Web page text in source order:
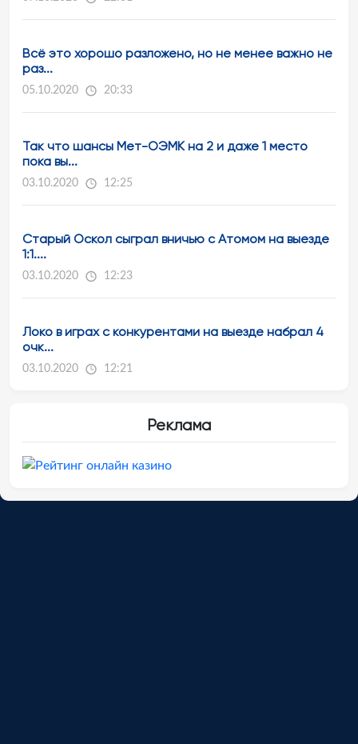
Всё это хорошо разложено, но не менее важно не
раз...
05.10.2020 20:33
Так что шансы Мет-ОЭМК на 2 и даже 1 место
пока вы...
03.10.2020 12:25
Старый Оскол сыграл вничью с Атомом на выезде
1:1....
03.10.2020 12:23
Локо в играх с конкурентами на выезде набрал 4
очк...
03.10.2020 12:21
Реклама